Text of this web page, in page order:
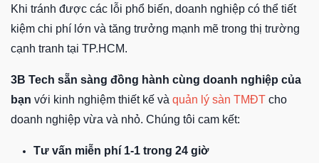
Khi tránh được các lỗi phổ biến, doanh nghiệp có thể tiết
kiệm chi phí lớn và tăng trưởng mạnh mẽ trong thị trường
cạnh tranh tại TP.HCM.
3B Tech sẵn sàng đồng hành cùng doanh nghiệp của
bạn với kinh nghiệm thiết kế và quản lý sàn TMĐT cho
doanh nghiệp vừa và nhỏ. Chúng tôi cam kết:
Tư vấn miễn phí 1-1 trong 24 giờ